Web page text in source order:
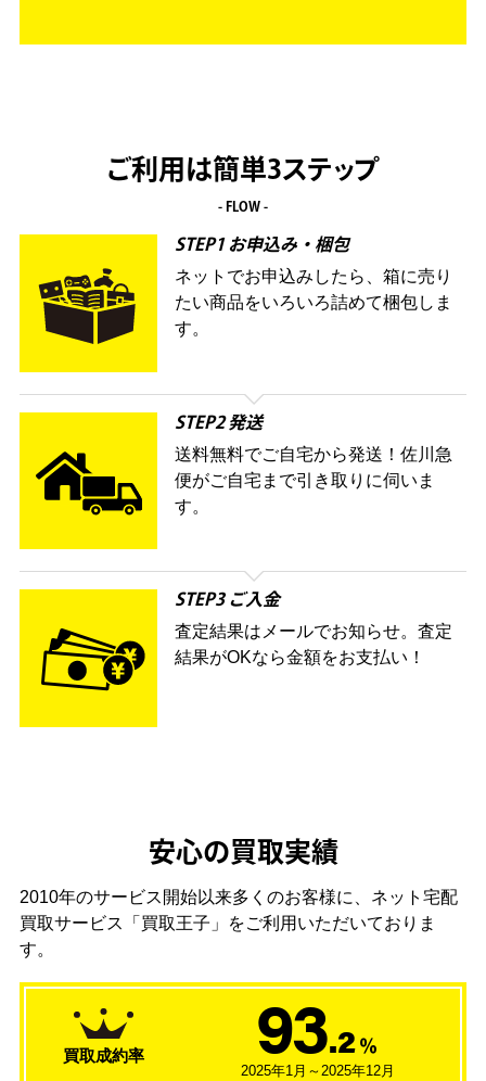
ご利用は簡単3ステップ
- FLOW -
STEP1 お申込み・梱包
ネットでお申込みしたら、箱に売り
たい商品をいろいろ詰めて梱包しま
す。
STEP2 発送
送料無料でご自宅から発送！佐川急
便がご自宅まで引き取りに伺いま
す。
STEP3 ご入金
査定結果はメールでお知らせ。査定
結果がOKなら金額をお支払い！
安心の買取実績
2010年のサービス開始以来多くのお客様に、 ネット宅配
買取サービス「買取王子」をご利用いただいておりま
す。
買取成約率 93.2 ％
2025年1月～2025年12月